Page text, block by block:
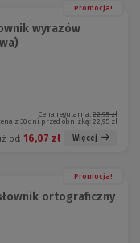
Promocja!
wyrazów
Cena regularna: 22,95 zł
z 30 dni przed obniżką: 22,95 zł
od: 16,07 zł Więcej
Promocja!
ortograficzny